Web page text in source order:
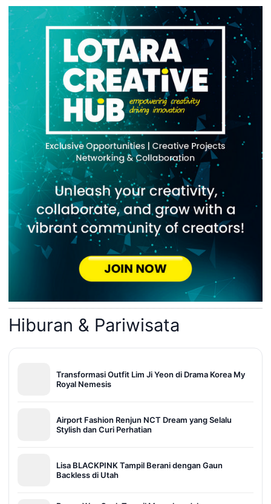
Hiburan & Pariwisata
Transformasi Outfit Lim Ji Yeon di Drama Korea My
Royal Nemesis
Airport Fashion Renjun NCT Dream yang Selalu
Stylish dan Curi Perhatian
Lisa BLACKPINK Tampil Berani dengan Gaun
Backless di Utah